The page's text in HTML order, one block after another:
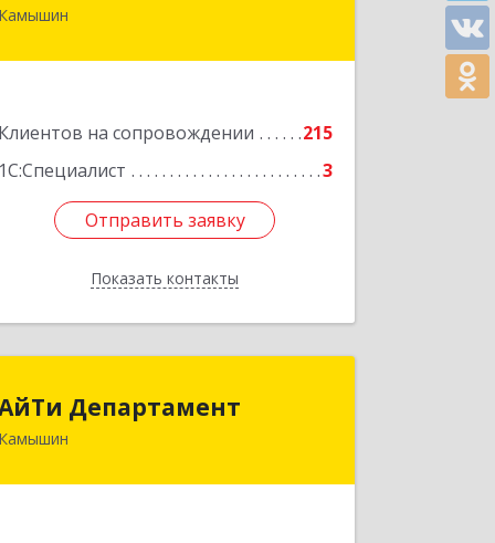
Камышин
Клиентов на сопровождении
215
1С:Специалист
3
Отправить заявку
Показать контакты
403850, Волгоградская обл, Камышин
Отправить заявку
Назад
Департамент
Камышин
403882, Волгоградская обл, Камышин